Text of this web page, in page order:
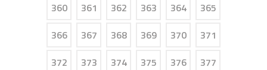
360
361 362 363 364
365
366
367 368 369 370
371
372
373 374 375 376
377